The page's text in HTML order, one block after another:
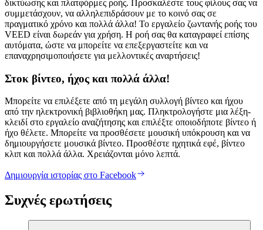
δικτύωσης και πλατφόρμες ροής. Προσκαλέστε τους φίλους σας να
συμμετάσχουν, να αλληλεπιδράσουν με το κοινό σας σε
πραγματικό χρόνο και πολλά άλλα! Το εργαλείο ζωντανής ροής του
VEED είναι δωρεάν για χρήση. Η ροή σας θα καταγραφεί επίσης
αυτόματα, ώστε να μπορείτε να επεξεργαστείτε και να
επαναχρησιμοποιήσετε για μελλοντικές αναρτήσεις!
Στοκ βίντεο, ήχος και πολλά άλλα!
Μπορείτε να επιλέξετε από τη μεγάλη συλλογή βίντεο και ήχου
από την ηλεκτρονική βιβλιοθήκη μας. Πληκτρολογήστε μια λέξη-
κλειδί στο εργαλείο αναζήτησης και επιλέξτε οποιοδήποτε βίντεο ή
ήχο θέλετε. Μπορείτε να προσθέσετε μουσική υπόκρουση και να
δημιουργήσετε μουσικά βίντεο. Προσθέστε ηχητικά εφέ, βίντεο
κλιπ και πολλά άλλα. Χρειάζονται μόνο λεπτά.
Δημιουργία ιστορίας στο Facebook
Συχνές ερωτήσεις